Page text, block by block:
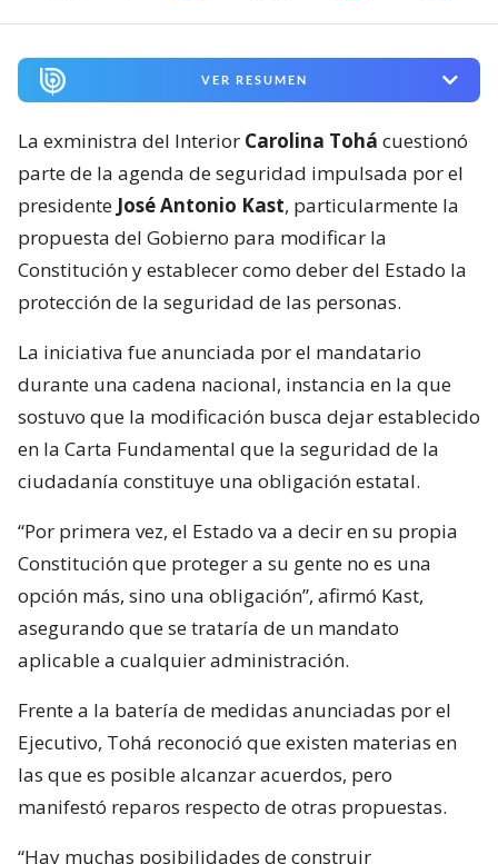
VER RESUMEN
La exministra del Interior Carolina Tohá cuestionó
parte de la agenda de seguridad impulsada por el
presidente José Antonio Kast, particularmente la
propuesta del Gobierno para modificar la
Constitución y establecer como deber del Estado la
protección de la seguridad de las personas.
La iniciativa fue anunciada por el mandatario
durante una cadena nacional, instancia en la que
sostuvo que la modificación busca dejar establecido
en la Carta Fundamental que la seguridad de la
ciudadanía constituye una obligación estatal.
“Por primera vez, el Estado va a decir en su propia
Constitución que proteger a su gente no es una
opción más, sino una obligación”, afirmó Kast,
asegurando que se trataría de un mandato
aplicable a cualquier administración.
Frente a la batería de medidas anunciadas por el
Ejecutivo, Tohá reconoció que existen materias en
las que es posible alcanzar acuerdos, pero
manifestó reparos respecto de otras propuestas.
“Hay muchas posibilidades de construir